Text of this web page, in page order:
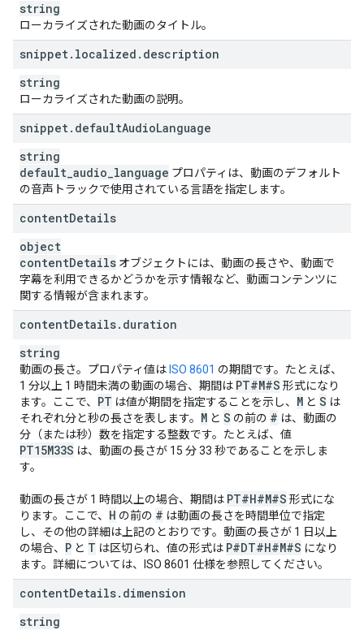
],
"tagSuggestions": [
string
],
" editorSuggestions": [
string
]
},
"
"actualEndTime": datetime
,
"scheduledStartTime": datetime
,
"scheduledEndTime
"concurrentViewers": unsigned long
,
"activeLiveChatId"
},
"localizations ":
(key)
:
"title ": string
,
"description" :
string
}
string
ローカライズされた動画のタイトル。
snippet. localized . description
string
ローカライズされた動画の説明。
snippet. defaultAudioLanguage
string
default audio language プロパティは、動画のデフォルト
の音声トラックで使用されている言語を指定します。
contentDetails
object
contentDetails オブジェクトには、動画の長さや、動画で
字幕を利用できるかどうかを示す情報など、動画コンテンツに
関する情報が含まれます。
contentDetails. duration
string
動画の長さ。プロパティ値は ISO 8601 の期間です。たとえば、
1 分以上 1 時間未満の動画の場合、期間は PT#M#S 形式になり
ます。ここで、 PT は値が期間を指定することを示し、 M と S は
それぞれ分と秒の長さを表します。 M と S の前の # は、動画の
分（または秒）数を指定する整数です。たとえば、値
PT15M33S は、動画の長さが 15 分 33 秒であることを示しま
す。
動画の長さが 1 時間以上の場合、期間は PT#H#M#S 形式にな
ります。ここで、 H の前の # は動画の長さを時間単位で指定
し、その他の詳細は上記のとおりです。動画の長さが 1 日以上
の場合、 P と T は区切られ、値の形式は P#DT#H#M#S になり
ます。詳細については、ISO 8601 仕様を参照してください。
contentDetails. dimension
string